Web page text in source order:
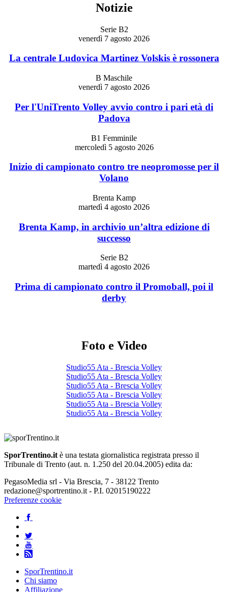
Notizie
Serie B2
venerdì 7 agosto 2026
La centrale Ludovica Martinez Volskis è rossonera
B Maschile
venerdì 7 agosto 2026
Per l'UniTrento Volley avvio contro i pari età di
Padova
B1 Femminile
mercoledì 5 agosto 2026
Inizio di campionato contro tre neopromosse per il
Volano
Brenta Kamp
martedì 4 agosto 2026
Brenta Kamp, in archivio un’altra edizione di
successo
Serie B2
martedì 4 agosto 2026
Prima di campionato contro il Promoball, poi il
derby
Foto e Video
Studio55 Ata - Brescia Volley
Studio55 Ata - Brescia Volley
Studio55 Ata - Brescia Volley
Studio55 Ata - Brescia Volley
Studio55 Ata - Brescia Volley
Studio55 Ata - Brescia Volley
SporTrentino.it è una testata giornalistica registrata presso il
Tribunale di Trento (aut. n. 1.250 del 20.04.2005) edita da:
PegasoMedia srl - Via Brescia, 7 - 38122 Trento
redazione@sportrentino.it - P.I. 02015190222
Preferenze cookie
SporTrentino.it
Chi siamo
Affiliazione